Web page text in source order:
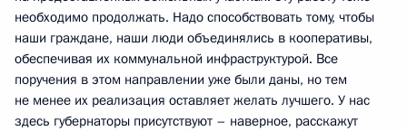
необходимо продолжать. Надо способствовать тому, чтобы
наши граждане, наши люди объединялись в кооперативы,
обеспечивая их коммунальной инфраструктурой. Все
поручения в этом направлении уже были даны, но тем
не менее их реализация оставляет желать лучшего. У нас
здесь губернаторы присутствуют – наверное, расскажут